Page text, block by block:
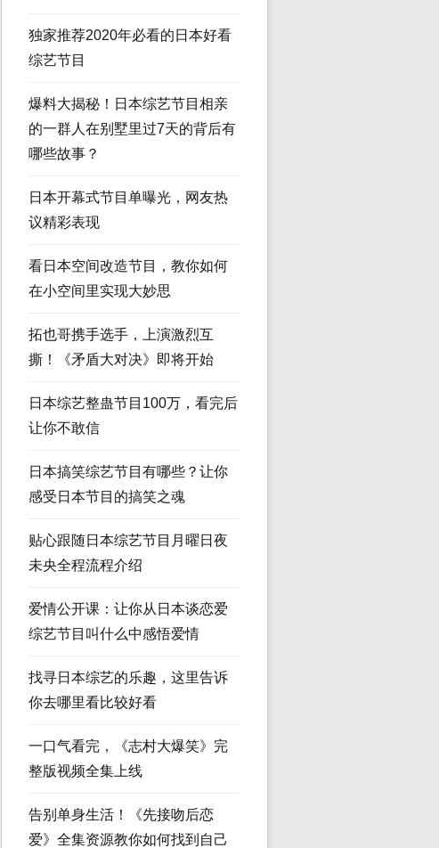
独家推荐2020年必看的日本好看
综艺节目
爆料大揭秘！日本综艺节目相亲
的一群人在别墅里过7天的背后有
哪些故事？
日本开幕式节目单曝光，网友热
议精彩表现
看日本空间改造节目，教你如何
在小空间里实现大妙思
拓也哥携手选手，上演激烈互
撕！《矛盾大对决》即将开始
日本综艺整蛊节目100万，看完后
让你不敢信
日本搞笑综艺节目有哪些？让你
感受日本节目的搞笑之魂
贴心跟随日本综艺节目月曜日夜
未央全程流程介绍
爱情公开课：让你从日本谈恋爱
综艺节目叫什么中感悟爱情
找寻日本综艺的乐趣，这里告诉
你去哪里看比较好看
一口气看完，《志村大爆笑》完
整版视频全集上线
告别单身生活！《先接吻后恋
爱》全集资源教你如何找到自己